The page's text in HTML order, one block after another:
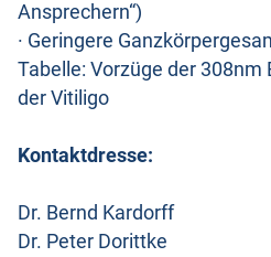
Ansprechern“)
· Geringere
Tabelle: Vorzüge der
der Vitiligo
Kontaktdresse:
Dr. Bernd Kardorff
Dr. Peter Dorittke